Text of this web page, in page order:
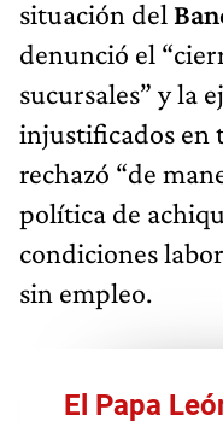
situación del
denunció el
sucursales” y la
injustificados en
rechazó “de
política de
condiciones
sin empleo.
El Papa